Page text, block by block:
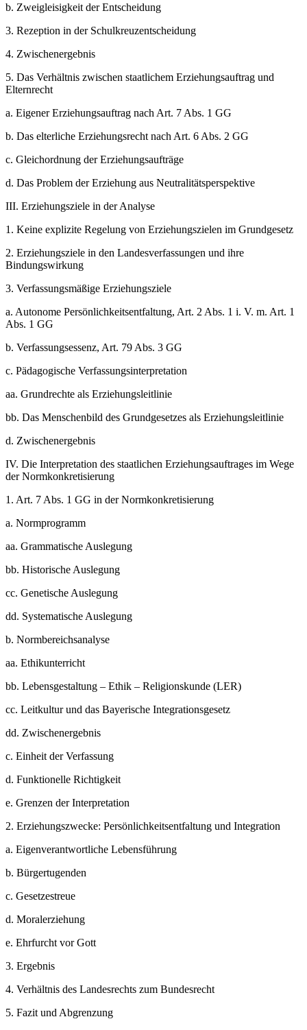
b. Zweigleisigkeit der Entscheidung
3. Rezeption in der Schulkreuzentscheidung
4. Zwischenergebnis
5. Das Verhältnis zwischen staatlichem Erziehungsauftrag und
Elternrecht
a. Eigener Erziehungsauftrag nach Art. 7 Abs. 1 GG
b. Das elterliche Erziehungsrecht nach Art. 6 Abs. 2 GG
c. Gleichordnung der Erziehungsaufträge
d. Das Problem der Erziehung aus Neutralitätsperspektive
III. Erziehungsziele in der Analyse
1. Keine explizite Regelung von Erziehungszielen im Grundgesetz
2. Erziehungsziele in den Landesverfassungen und ihre
Bindungswirkung
3. Verfassungsmäßige Erziehungsziele
a. Autonome Persönlichkeitsentfaltung, Art. 2 Abs. 1 i. V. m. Art. 1
Abs. 1 GG
b. Verfassungsessenz, Art. 79 Abs. 3 GG
c. Pädagogische Verfassungsinterpretation
aa. Grundrechte als Erziehungsleitlinie
bb. Das Menschenbild des Grundgesetzes als Erziehungsleitlinie
d. Zwischenergebnis
IV. Die Interpretation des staatlichen Erziehungsauftrages im Wege
der Normkonkretisierung
1. Art. 7 Abs. 1 GG in der Normkonkretisierung
a. Normprogramm
aa. Grammatische Auslegung
bb. Historische Auslegung
cc. Genetische Auslegung
dd. Systematische Auslegung
b. Normbereichsanalyse
aa. Ethikunterricht
bb. Lebensgestaltung – Ethik – Religionskunde (LER)
cc. Leitkultur und das Bayerische Integrationsgesetz
dd. Zwischenergebnis
c. Einheit der Verfassung
d. Funktionelle Richtigkeit
e. Grenzen der Interpretation
2. Erziehungszwecke: Persönlichkeitsentfaltung und Integration
a. Eigenverantwortliche Lebensführung
b. Bürgertugenden
c. Gesetzestreue
d. Moralerziehung
e. Ehrfurcht vor Gott
3. Ergebnis
4. Verhältnis des Landesrechts zum Bundesrecht
5. Fazit und Abgrenzung